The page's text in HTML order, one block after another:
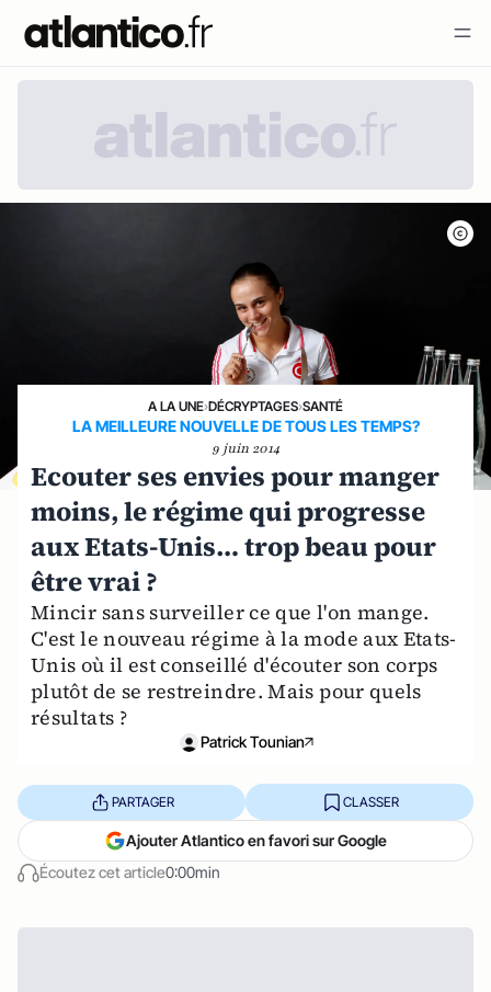
A LA UNE›DÉCRYPTAGES›SANTÉ
LA MEILLEURE NOUVELLE DE TOUS LES TEMPS?
9 juin 2014
Ecouter ses envies pour manger
moins, le régime qui progresse
aux Etats-Unis… trop beau pour
être vrai ?
Mincir sans surveiller ce que l'on mange.
C'est le nouveau régime à la mode aux Etats-
Unis où il est conseillé d'écouter son corps
plutôt de se restreindre. Mais pour quels
résultats ?
Patrick Tounian
Écoutez cet article0:00min
PARTAGER CLASSER
Ajouter Atlantico en favori sur Google